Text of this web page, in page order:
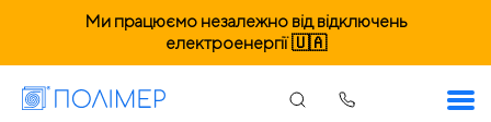
Ми працюємо незалежно від відключень
електроенергії 🇺🇦